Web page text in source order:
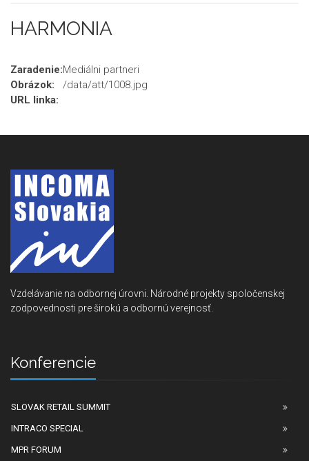
HARMONIA
Zaradenie:Mediálni partneri
Obrázok:
/data/att/1008.jpg
URL linka:
Vzdelávanie na odbornej úrovni. Národné projekty spoločenskej
zodpovednosti pre širokú a odbornú verejnosť.
Konferencie
SLOVAK RETAIL SUMMIT
INTRACO SPECIAL
MPR FORUM